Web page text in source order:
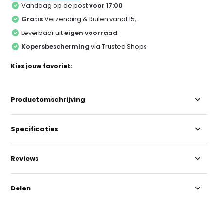
Vandaag op de postvoor 17:00
GratisVerzending & Ruilen vanaf 15,-
Leverbaar uiteigen voorraad
Kopersbescherming via Trusted Shops
Kies jouw favoriet:
Productomschrijving
Specificaties
Reviews
Delen